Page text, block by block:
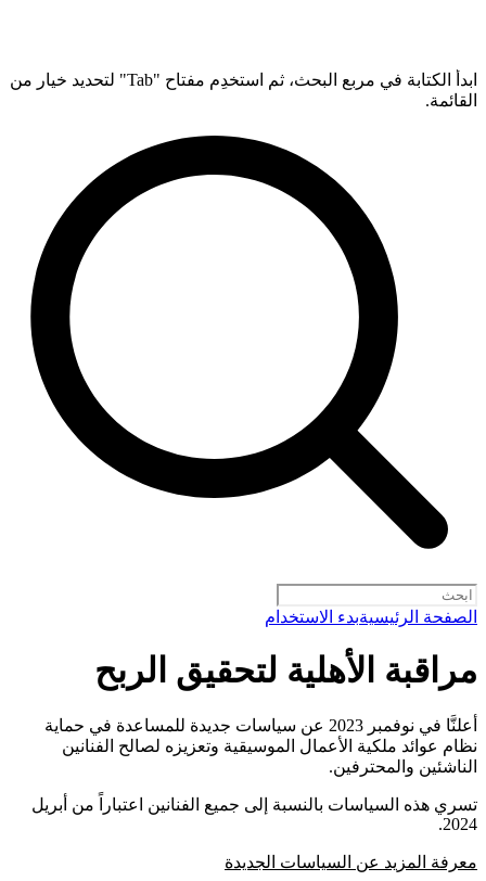
ابدأ الكتابة في مربع البحث، ثم استخدِم مفتاح "Tab" لتحديد خيار من
القائمة.
الصفحة الرئيسيةبدء الاستخدام
مراقبة الأهلية لتحقيق الربح
أعلنَّا في نوفمبر 2023 عن سياسات جديدة للمساعدة في حماية
نظام عوائد ملكية الأعمال الموسيقية وتعزيزه لصالح الفنانين
الناشئين والمحترفين.
تسري هذه السياسات بالنسبة إلى جميع الفنانين اعتباراً من أبريل
2024.
معرفة المزيد عن السياسات الجديدة